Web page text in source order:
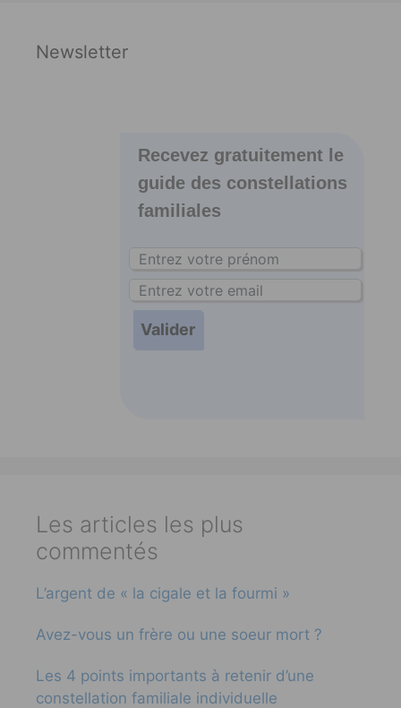
Newsletter
Recevez gratuitement le
guide des constellations
familiales
Les articles les plus
commentés
L’argent de « la cigale et la fourmi »
Avez-vous un frère ou une soeur mort ?
Les 4 points importants à retenir d’une
constellation familiale individuelle